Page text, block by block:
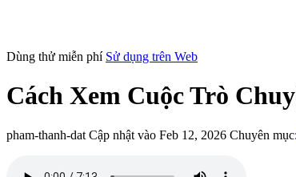
Dùng thử miễn phí Sử dụng trên Web
Cách Xem Cuộc Trò
pham-thanh-dat Cập nhật vào Feb 12, 2026 Chuyên mục: